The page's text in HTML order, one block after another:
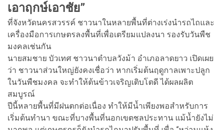
เอาฤกษ์เอาชัย”
ที่จังหวัดนครสวรรค์ ชาวนาในหลายพื้นที่ต่างเร่งนำรถไถและ
เครื่องมือการเกษตรลงพื้นที่เพื่อเตรียมแปลงนา รองรับวันพืช
มงคลเช่นกัน
นายสมชาย บัวเทศ ชาวนาตำบลวังม้า อำเภอลาดยาว เปิดเผย
ว่า ชาวนาส่วนใหญ่ยังคงเชื่อว่า หากเริ่มต้นฤดูกาลเพาะปลูก
ในวันพืชมงคล จะทำให้ต้นข้าวเจริญเติบโตดี ได้ผลผลิต
สมบูรณ์
ปีนี้หลายพื้นที่มีฝนตกต่อเนื่อง ทำให้มีน้ำเพียงพอสำหรับการ
เริ่มต้นทำนา ขณะที่บางพื้นที่นอกเขตชลประทาน แม้น้ำยังไม่